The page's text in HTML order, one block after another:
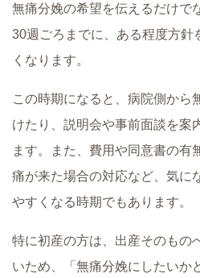
無痛分娩の希望を伝えるだけで
30週ごろまでに、ある程度方針
くなります。
この時期になると、病院側から
けたり、説明会や事前面談を案
ます。また、費用や同意書の有
痛が来た場合の対応など、気に
やすくなる時期でもあります。
特に初産の方は、出産そのもの
いため、「無痛分娩にしたいか